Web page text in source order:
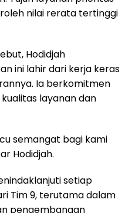
nilai rerata tertinggi
Hodidjah
ini lahir dari kerja keras
Ia berkomitmen
layanan dan
semangat bagi kami
Hodidjah.
setiap
Tim 9, terutama dalam
pengembangan